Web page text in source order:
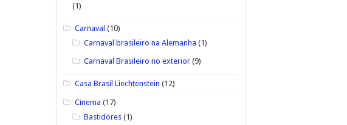
(1)
Carnaval (10)
Carnaval brasileiro na Alemanha (1)
Carnaval Brasileiro no exterior(9)
Casa Brasil Liechtenstein (12)
Cinema (17)
Bastidores(1)